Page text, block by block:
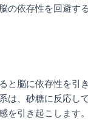
の依存性を回避す
と脳に依存性を引
は、砂糖に反応し
を引き起こします